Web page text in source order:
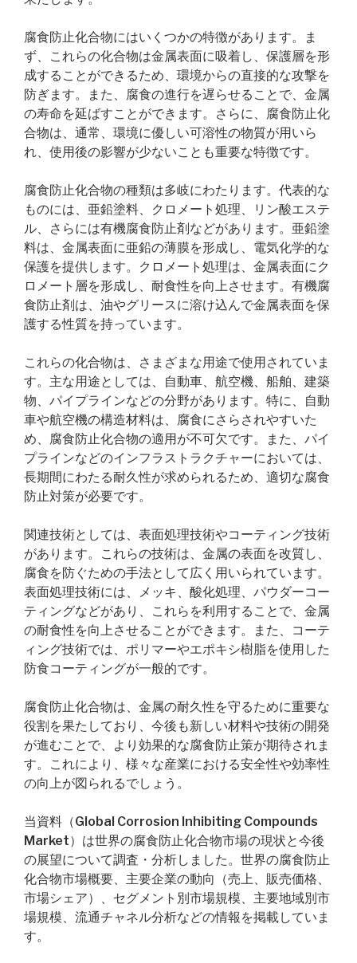
腐食防止化合物にはいくつかの特徴があります。ま
ず、これらの化合物は金属表面に吸着し、保護層を形
成することができるため、環境からの直接的な攻撃を
防ぎます。また、腐食の進行を遅らせることで、金属
の寿命を延ばすことができます。さらに、腐食防止化
合物は、通常、環境に優しい可溶性の物質が用いら
れ、使用後の影響が少ないことも重要な特徴です。
腐食防止化合物の種類は多岐にわたります。代表的な
ものには、亜鉛塗料、クロメート処理、リン酸エステ
ル、さらには有機腐食防止剤などがあります。亜鉛塗
料は、金属表面に亜鉛の薄膜を形成し、電気化学的な
保護を提供します。クロメート処理は、金属表面にク
ロメート層を形成し、耐食性を向上させます。有機腐
食防止剤は、油やグリースに溶け込んで金属表面を保
護する性質を持っています。
これらの化合物は、さまざまな用途で使用されていま
す。主な用途としては、自動車、航空機、船舶、建築
物、パイプラインなどの分野があります。特に、自動
車や航空機の構造材料は、腐食にさらされやすいた
め、腐食防止化合物の適用が不可欠です。また、パイ
プラインなどのインフラストラクチャーにおいては、
長期間にわたる耐久性が求められるため、適切な腐食
防止対策が必要です。
関連技術としては、表面処理技術やコーティング技術
があります。これらの技術は、金属の表面を改質し、
腐食を防ぐための手法として広く用いられています。
表面処理技術には、メッキ、酸化処理、パウダーコー
ティングなどがあり、これらを利用することで、金属
の耐食性を向上させることができます。また、コーテ
ィング技術では、ポリマーやエポキシ樹脂を使用した
防食コーティングが一般的です。
腐食防止化合物は、金属の耐久性を守るために重要な
役割を果たしており、今後も新しい材料や技術の開発
が進むことで、より効果的な腐食防止策が期待されま
す。これにより、様々な産業における安全性や効率性
の向上が図られるでしょう。
当資料（Global Corrosion Inhibiting Compounds
Market）は世界の腐食防止化合物市場の現状と今後
の展望について調査・分析しました。世界の腐食防止
化合物市場概要、主要企業の動向（売上、販売価格、
市場シェア）、セグメント別市場規模、主要地域別市
場規模、流通チャネル分析などの情報を掲載していま
す。